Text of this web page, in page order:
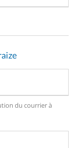
du courrier à